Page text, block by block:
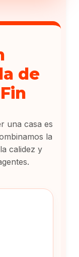
de
una casa es
la
calidez y